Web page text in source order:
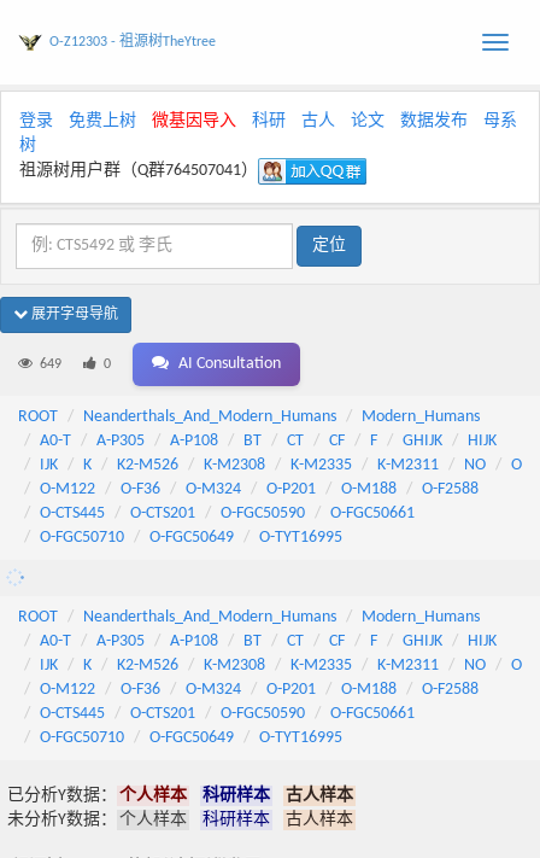
Toggle
O-Z12303 - 祖源树TheYtree
登录 免费上树 微基因导入 科研 古人 论文 数据发布
母系
树
祖源树用户群（Q群764507041）
展开字母导航
649 0 AI Consultation
ROOT Neanderthals_And_Modern_Humans
Modern_Humans
A0-T
A-P305 A-P108 BT CT CF F GHIJK
HIJK
IJK
K K2-M526 K-M2308 K-M2335 K-M2311 NO
O
O-M122
O-F36 O-M324 O-P201 O-M188
O-F2588
O-CTS445
O-CTS201 O-FGC50590
O-FGC50661
O-FGC50710
O-FGC50649 O-TYT16995
ROOT Neanderthals_And_Modern_Humans
Modern_Humans
A0-T
A-P305 A-P108 BT CT CF F GHIJK
HIJK
IJK
K K2-M526 K-M2308 K-M2335 K-M2311 NO
O
O-M122
O-F36 O-M324 O-P201 O-M188
O-F2588
O-CTS445
O-CTS201 O-FGC50590
O-FGC50661
O-FGC50710
O-FGC50649 O-TYT16995
已分析Y数据： 个人样本 科研样本
古人样本
未分析Y数据：
个人样本 科研样本 古人样本